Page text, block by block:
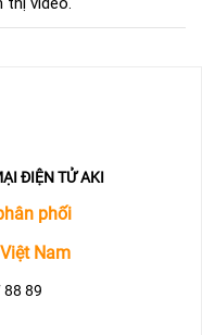
ĐIỆN TỬ AKI
phối
Nam
88 89